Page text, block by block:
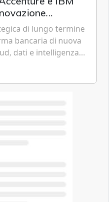
di lungo termine
bancaria di nuova
dati e intelligenza